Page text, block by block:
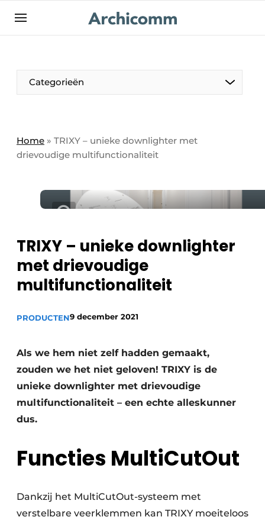
NL be-FR
Categorieën
Home » TRIXY – unieke downlighter met
drievoudige multifunctionaliteit
TRIXY – unieke downlighter
met drievoudige
multifunctionaliteit
PRODUCTEN9 december 2021
Als we hem niet zelf hadden gemaakt,
zouden we het niet geloven! TRIXY is de
unieke downlighter met drievoudige
multifunctionaliteit – een echte alleskunner
dus.
Functies MultiCutOut
Dankzij het MultiCutOut-systeem met
verstelbare veerklemmen kan TRIXY moeiteloos